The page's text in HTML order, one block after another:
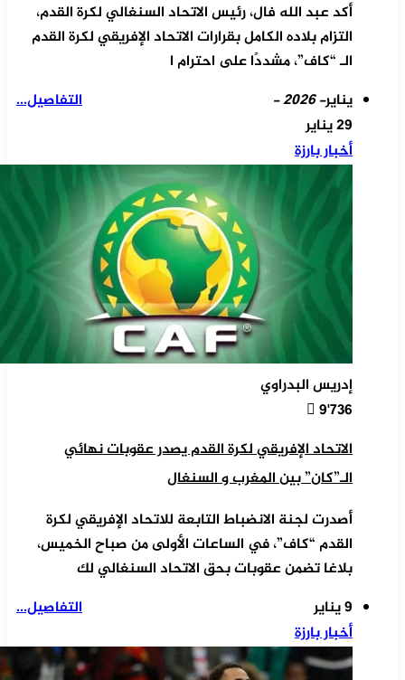
أكد عبد الله فال، رئيس الاتحاد السنغالي لكرة القدم،
التزام بلاده الكامل بقرارات الاتحاد الإفريقي لكرة القدم
الـ “كاف”، مشددًا على احترام ا
التفاصيل...
يناير- 2026 -
29 يناير
أخبار بارزة
إدريس البدراوي
9٬736
الاتحاد الإفريقي لكرة القدم يصدر عقوبات نهائي
الـ”كان” بين المغرب و السنغال
أصدرت لجنة الانضباط التابعة للاتحاد الإفريقي لكرة
القدم “كاف”، في الساعات الأولى من صباح الخميس،
بلاغا تضمن عقوبات بحق الاتحاد السنغالي لك
التفاصيل...
9 يناير
أخبار بارزة